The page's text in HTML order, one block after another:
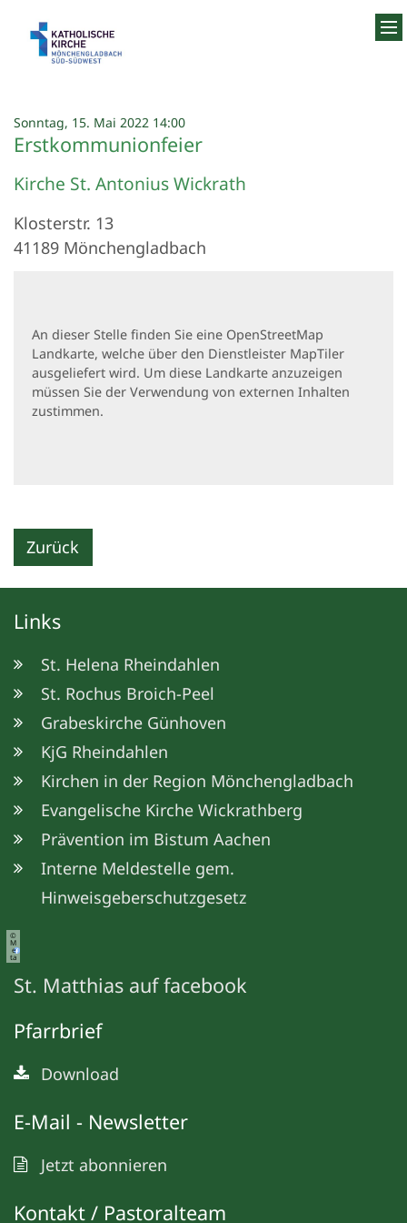
Sonntag, 15. Mai 2022 14:00:
Erstkommunionfeier
Kirche St. Antonius Wickrath
Klosterstr. 13
41189 Mönchengladbach
An dieser Stelle finden Sie eine OpenStreetMap
Landkarte, welche über den Dienstleister MapTiler
ausgeliefert wird. Um diese Landkarte anzuzeigen
müssen Sie der Verwendung von externen Inhalten
zustimmen.
Zurück
Links
St. Helena Rheindahlen
St. Rochus Broich-Peel
Grabeskirche Günhoven
KjG Rheindahlen
Kirchen in der Region Mönchengladbach
Evangelische Kirche Wickrathberg
Prävention im Bistum Aachen
Interne Meldestelle gem.
Hinweisgeberschutzgesetz
©
M
e
ta
St. Matthias auf facebook
Pfarrbrief
Download
E-Mail - Newsletter
Jetzt abonnieren
Kontakt / Pastoralteam